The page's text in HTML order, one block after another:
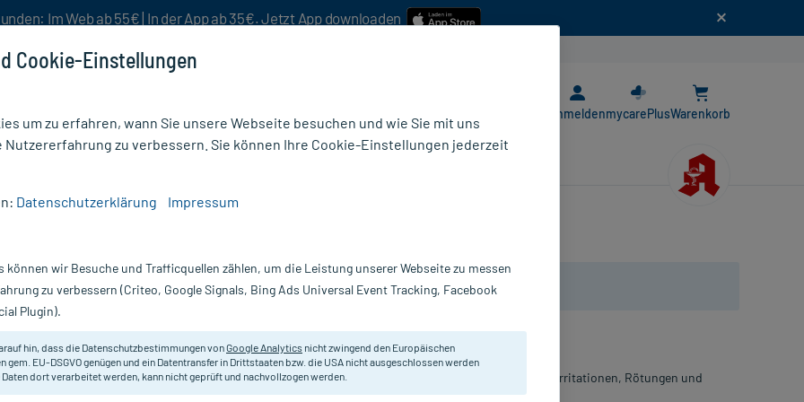
Im Web ab 55€ | In der App ab 35€. Jetzt App downloaden
AnmeldenmycarePlusWarenkorb
Nur für kurze Zeit:Gratis-Versand* ab 19€ Mindestbestellwert!
Vichy
Hautberuhigendes Rasiergel für die tägliche Rasur. Schützt vor Irritationen, Rötungen und
Pickelchen.
Cookie-Einstellungen
um zu erfahren, wann Sie unsere Webseite besuchen und wie Sie mit uns
Nutzererfahrung zu verbessern. Sie können Ihre Cookie-Einstellungen jederzeit
Datenschutzerklärung Impressum
können wir Besuche und Trafficquellen zählen, um die Leistung unserer Webseite zu messen
zu verbessern (Criteo, Google Signals, Bing Ads Universal Event Tracking, Facebook
Plugin).
hin, dass die Datenschutzbestimmungen vonGoogle Analytics nicht zwingend den Europäischen
gem. EU-DSGVO genügen und ein Datentransfer in Drittstaaten bzw. die USA nicht ausgeschlossen werden
Daten dort verarbeitet werden, kann nicht geprüft und nachvollzogen werden.